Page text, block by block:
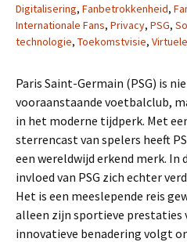
Digitalisering, Fanbetrokkenheid,
Internationale Fans, Privacy, PSG,
technologie, Toekomstvisie,
Paris Saint-Germain (PSG) is
vooraanstaande voetbalclub,
in het moderne tijdperk. Met
sterrencast van spelers heeft
een wereldwijd erkend merk.
invloed van PSG zich echter
Het is een meeslepende reis
alleen zijn sportieve prestaties
innovatieve benadering volgt